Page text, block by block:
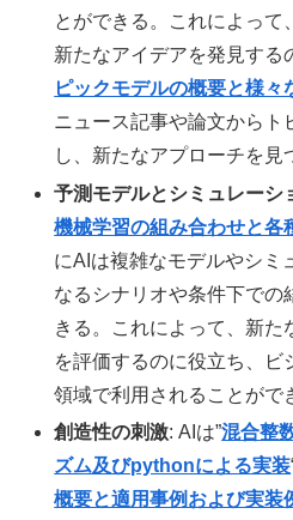
とができる。これによって
新たなアイデアを発見する
ピックモデルの概要と様々
ニュース記事や論文からト
し、新たなアプローチを見
予測モデルとシミュレーシ
機械学習の組み合わせと各
にAIは複雑なモデルやシミ
なるシナリオや条件下での
きる。これによって、新た
を評価するのに役立ち、ビ
領域で利用されることがで
創造性の刺激: AIは”混合整
ズム及びpythonによる実装
概要と適用事例および実装